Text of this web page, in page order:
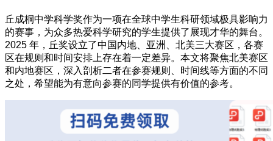
丘成桐中学科学奖作为一项在全球中学生科研领域极具影响力
的赛事，为众多热爱科学研究的学生提供了展现才华的舞台。
2025 年，丘奖设立了中国内地、亚洲、北美三大赛区，各赛
区在规则和时间安排上存在着一定差异。本文将聚焦北美赛区
和内地赛区，深入剖析二者在参赛规则、时间线等方面的不同
之处，希望能为有意向参赛的同学提供有价值的参考。